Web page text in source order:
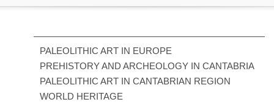
PALEOLITHIC ART IN EUROPE
PREHISTORY AND ARCHEOLOGY IN CANTABRIA
PALEOLITHIC ART IN CANTABRIAN REGION
WORLD HERITAGE